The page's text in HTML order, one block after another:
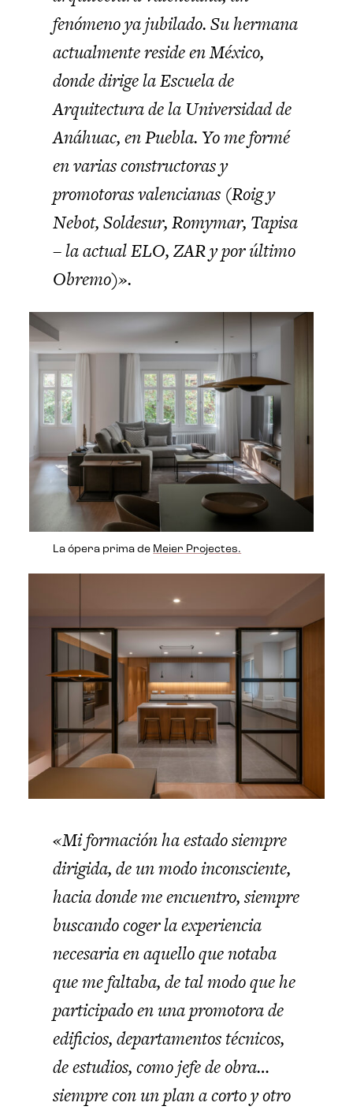
fenómeno ya jubilado. Su hermana
actualmente reside en México,
donde dirige la Escuela de
Arquitectura de la Universidad de
Anáhuac, en Puebla. Yo me formé
en varias constructoras y
promotoras valencianas (Roig y
Nebot, Soldesur, Romymar, Tapisa
– la actual ELO, ZAR y por último
Obremo)».
La ópera prima de Meier Projectes.
«Mi formación ha estado siempre
dirigida, de un modo inconsciente,
hacia donde me encuentro, siempre
buscando coger la experiencia
necesaria en aquello que notaba
que me faltaba, de tal modo que he
participado en una promotora de
edificios, departamentos técnicos,
de estudios, como jefe de obra…
siempre con un plan a corto y otro